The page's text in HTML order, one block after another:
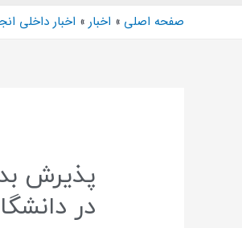
صفحه اصلی اخبار اخبار داخلی
پذیرش
در